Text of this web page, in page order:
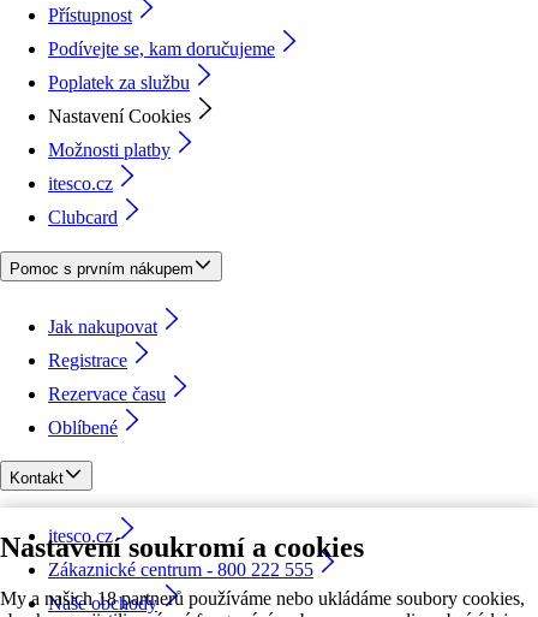
Nastavení soukromí a cookies
My a našich 18 partnerů používáme nebo ukládáme soubory cookies,
Přístupnost
Podívejte se, kam doručujeme
Poplatek za službu
Nastavení Cookies
Možnosti platby
itesco.cz
Clubcard
Pomoc s prvním nákupem
Jak nakupovat
Registrace
Rezervace času
Oblíbené
Kontakt
itesco.cz
Zákaznické centrum - 800 222 555
Naše obchody